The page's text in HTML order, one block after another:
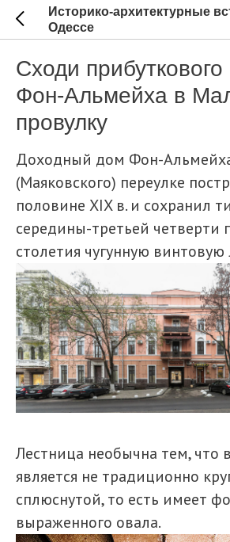
Историко-архитектурные
Одессе
Сходи прибуткового
Фон-Альмейха в
провулку
Доходный дом Фон-
(Маяковского) переулке
половине XIX в. и сохранил
середины-третьей четверти
столетия чугунную винтовую
Лестница необычна тем, что
является не традиционно
сплюснутой, то есть имеет
выраженного овала.